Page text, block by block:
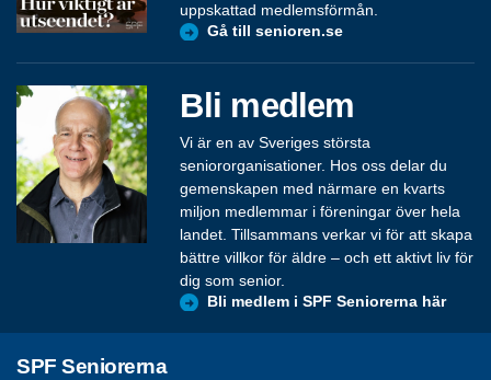
uppskattad medlemsförmån.
Gå till senioren.se
Bli medlem
Vi är en av Sveriges största
seniororganisationer. Hos oss delar du
gemenskapen med närmare en kvarts
miljon medlemmar i föreningar över hela
landet. Tillsammans verkar vi för att skapa
bättre villkor för äldre – och ett aktivt liv för
dig som senior.
Bli medlem i SPF Seniorerna här
SPF Seniorerna